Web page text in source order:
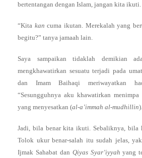
bertentangan dengan Islam, jangan kita ikuti.
“Kita kan cuma ikutan. Merekalah yang
begitu?” tanya jamaah lain.
Saya sampaikan tidaklah demikian
mengkhawatirkan sesuatu terjadi pada
dan Imam Baihaqi meriwayatkan
“Sesungguhnya aku khawatirkan
yang menyesatkan (al-a’immah al-mudhillin
Jadi, bila benar kita ikuti. Sebaliknya,
Tolok ukur benar-salah itu sudah jelas,
Ijmak Sahabat dan Qiyas Syar’iyyah yang